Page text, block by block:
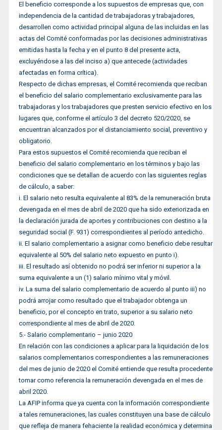
El beneficio corresponde a los supuestos de empresas que, con
independencia de la cantidad de trabajadoras y trabajadores,
desarrollen como actividad principal alguna de las incluidas en las
actas del Comité conformadas por las decisiones administrativas
emitidas hasta la fecha y en el punto 8 del presente acta,
excluyéndose a las del inciso a) que antecede (actividades
afectadas en forma crítica).
Respecto de dichas empresas, el Comité recomienda que reciban
el beneficio del salario complementario exclusivamente para las
trabajadoras y los trabajadores que presten servicio efectivo en los
lugares que, conforme el artículo 3 del decreto 520/2020, se
encuentran alcanzados por el distanciamiento social, preventivo y
obligatorio.
Para estos supuestos el Comité recomienda que reciban el
beneficio del salario complementario en los términos y bajo las
condiciones que se detallan de acuerdo con las siguientes reglas
de cálculo, a saber:
i. El salario neto resulta equivalente al 83% de la remuneración bruta
devengada en el mes de abril de 2020 que ha sido exteriorizada en
la declaración jurada de aportes y contribuciones con destino a la
seguridad social (F. 931) correspondientes al período antedicho.
ii. El salario complementario a asignar como beneficio debe resultar
equivalente al 50% del salario neto expuesto en punto i).
iii. El resultado así obtenido no podrá ser inferior ni superior a la
suma equivalente a un (1) salario mínimo vital y móvil.
iv. La suma del salario complementario de acuerdo al punto iii) no
podrá arrojar como resultado que el trabajador obtenga un
beneficio, por el concepto en trato, superior a su salario neto
correspondiente al mes de abril de 2020.
5.- Salario complementario – junio 2020
En relación con las condiciones a aplicar para la liquidación de los
salarios complementarios correspondientes a las remuneraciones
del mes de junio de 2020 el Comité entiende que resulta procedente
tomar como referencia la remuneración devengada en el mes de
abril 2020.
La AFIP informa que ya cuenta con la información correspondiente
a tales remuneraciones, las cuales constituyen una base de cálculo
que refleja de manera fehaciente la realidad económica y determina